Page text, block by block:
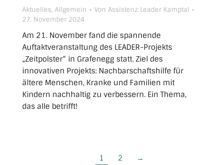
Aktuelles, Allgemein Von Assistenz Leader Kamptal
27. November 2024
Am 21. November fand die spannende
Auftaktveranstaltung des LEADER-Projekts
„Zeitpolster“ in Grafenegg statt. Ziel des
innovativen Projekts: Nachbarschaftshilfe für
ältere Menschen, Kranke und Familien mit
Kindern nachhaltig zu verbessern. Ein Thema,
das alle betrifft!
1 2 →